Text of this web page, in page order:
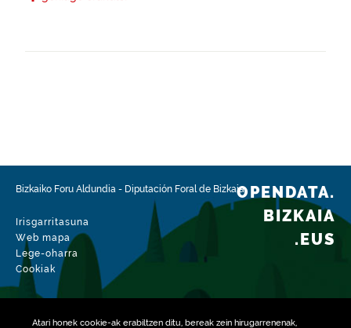
Atari honek cookie-ak erabiltzen ditu, bereak zein hirugarrenenak,
Datu-multzoaren aldaketa-data
2026-02-15
Bizkaiko Foru Aldundia - Diputación Foral de Bizkaia
Irisgarritasuna
Web mapa
Lege-oharra
Cookiak
OPENDATA.
BIZKAIA
.EUS